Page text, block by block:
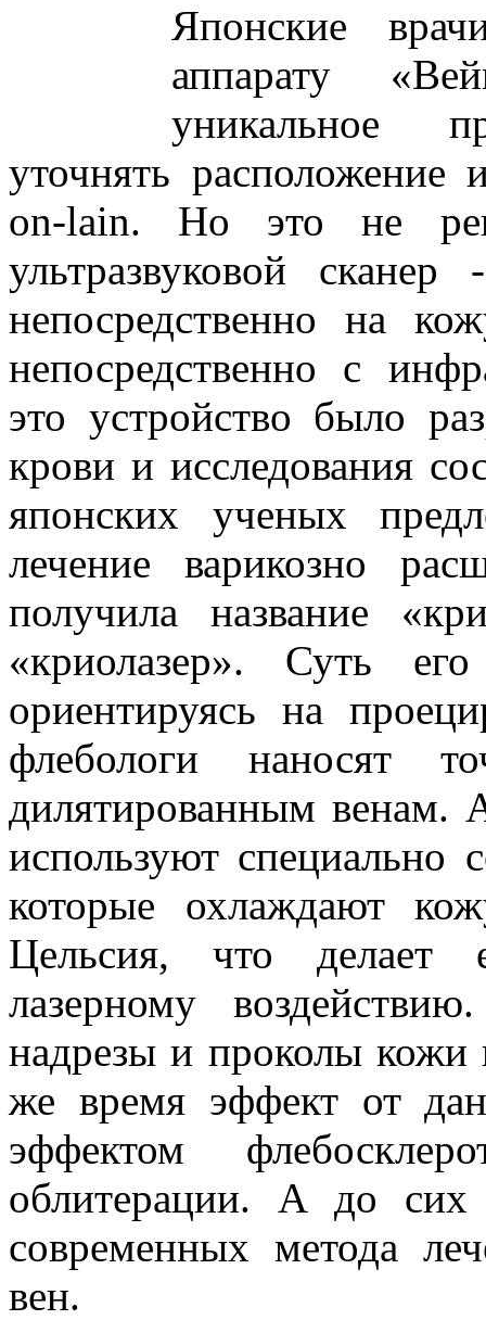
Японские
аппарату
уникальное
уточнять расположение
on-lain. Но это не
ультразвуковой
непосредственно на
непосредственно с
это устройство было
крови и исследования
японских ученых
лечение варикозно
получила название
«криолазер». Суть
ориентируясь на
флебологи наносят
дилятированным венам.
используют специально
которые охлаждают
Цельсия, что делает
лазерному
надрезы и проколы
же время эффект от
эффектом
облитерации. А до
современных метода
вен.